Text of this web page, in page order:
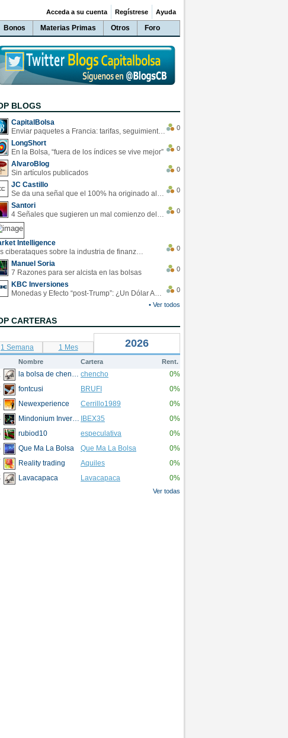
Bonos Materias Primas Otros Foro
Acceda a su cuenta Regístrese Ayuda
BLOGS
CapitalBolsa
Enviar paquetes a Francia: tarifas, seguimiento y ventajas destacadas
0
LongShort
En la Bolsa, “fuera de los índices se vive mejor”
0
AlvaroBlog
Sin artículos publicados
0
JC Castillo
Se da una señal que el 100% ha originado alzas en las bolsas
0
Santori
4 Señales que sugieren un mal comienzo del 3T de la economía EEUU
0
Intelligence
Los ciberataques sobre la industria de finanzas se han duplicado este año
0
Manuel Soria
7 Razones para ser alcista en las bolsas
0
KBC Inversiones
Monedas y Efecto “post-Trump”: ¿Un Dólar Americano operando en rangos?
0
• Ver todos
CARTERAS
1 Semana 1 Mes 2026
Nombre Cartera Rent.
la bolsa de chencho chencho 0%
fontcusi BRUFI 0%
Newexperience Cerrillo1989 0%
Mindonium Inversions IBEX35 0%
rubiod10 especulativa 0%
Que Ma La Bolsa Que Ma La Bolsa 0%
Reality trading Aquiles 0%
Lavacapaca Lavacapaca 0%
Ver todas